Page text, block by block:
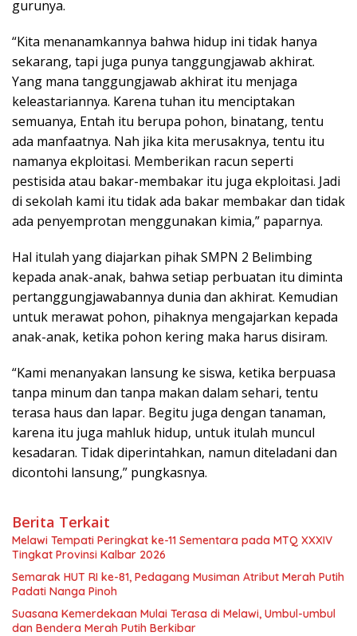
gurunya.
“Kita menanamkannya bahwa hidup ini tidak hanya
sekarang, tapi juga punya tanggungjawab akhirat.
Yang mana tanggungjawab akhirat itu menjaga
keleastariannya. Karena tuhan itu menciptakan
semuanya, Entah itu berupa pohon, binatang, tentu
ada manfaatnya. Nah jika kita merusaknya, tentu itu
namanya ekploitasi. Memberikan racun seperti
pestisida atau bakar-membakar itu juga ekploitasi. Jadi
di sekolah kami itu tidak ada bakar membakar dan tidak
ada penyemprotan menggunakan kimia,” paparnya.
Hal itulah yang diajarkan pihak SMPN 2 Belimbing
kepada anak-anak, bahwa setiap perbuatan itu diminta
pertanggungjawabannya dunia dan akhirat. Kemudian
untuk merawat pohon, pihaknya mengajarkan kepada
anak-anak, ketika pohon kering maka harus disiram.
“Kami menanyakan lansung ke siswa, ketika berpuasa
tanpa minum dan tanpa makan dalam sehari, tentu
terasa haus dan lapar. Begitu juga dengan tanaman,
karena itu juga mahluk hidup, untuk itulah muncul
kesadaran. Tidak diperintahkan, namun diteladani dan
dicontohi lansung,” pungkasnya.
Berita Terkait
Melawi Tempati Peringkat ke-11 Sementara pada MTQ XXXIV
Tingkat Provinsi Kalbar 2026
Semarak HUT RI ke-81, Pedagang Musiman Atribut Merah Putih
Padati Nanga Pinoh
Suasana Kemerdekaan Mulai Terasa di Melawi, Umbul-umbul
dan Bendera Merah Putih Berkibar